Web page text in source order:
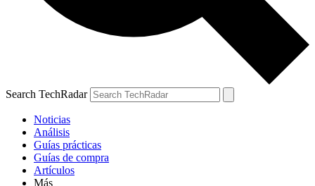
Search TechRadar
Noticias
Análisis
Guías prácticas
Guías de compra
Artículos
Más